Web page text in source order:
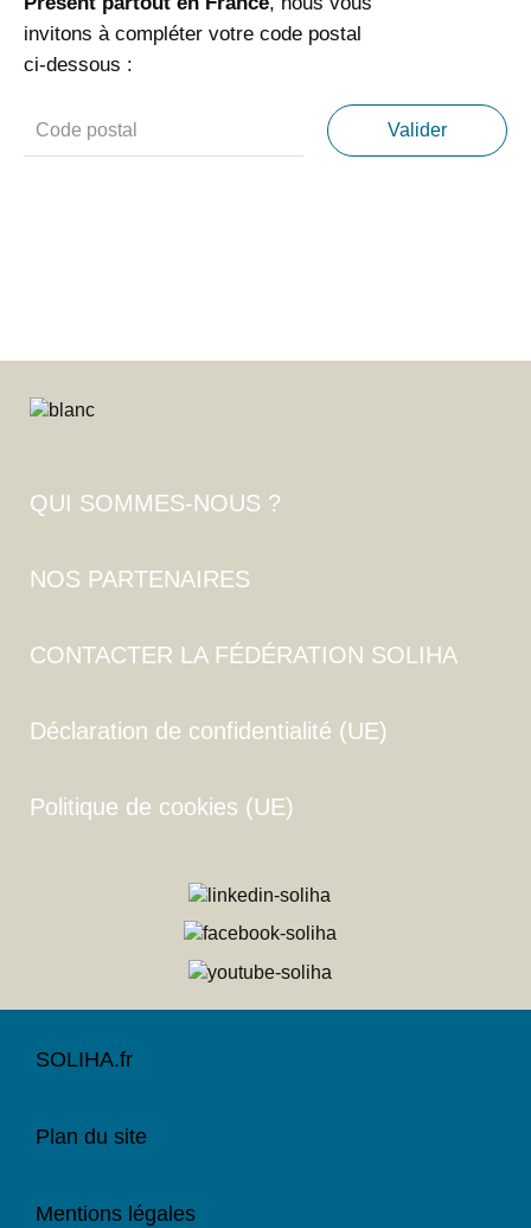
invitons à compléter votre code postal
ci-dessous :
QUI SOMMES-NOUS ?
NOS PARTENAIRES
CONTACTER LA FÉDÉRATION SOLIHA
Déclaration de confidentialité (UE)
Politique de cookies (UE)
SOLIHA.fr
Plan du site
Mentions légales